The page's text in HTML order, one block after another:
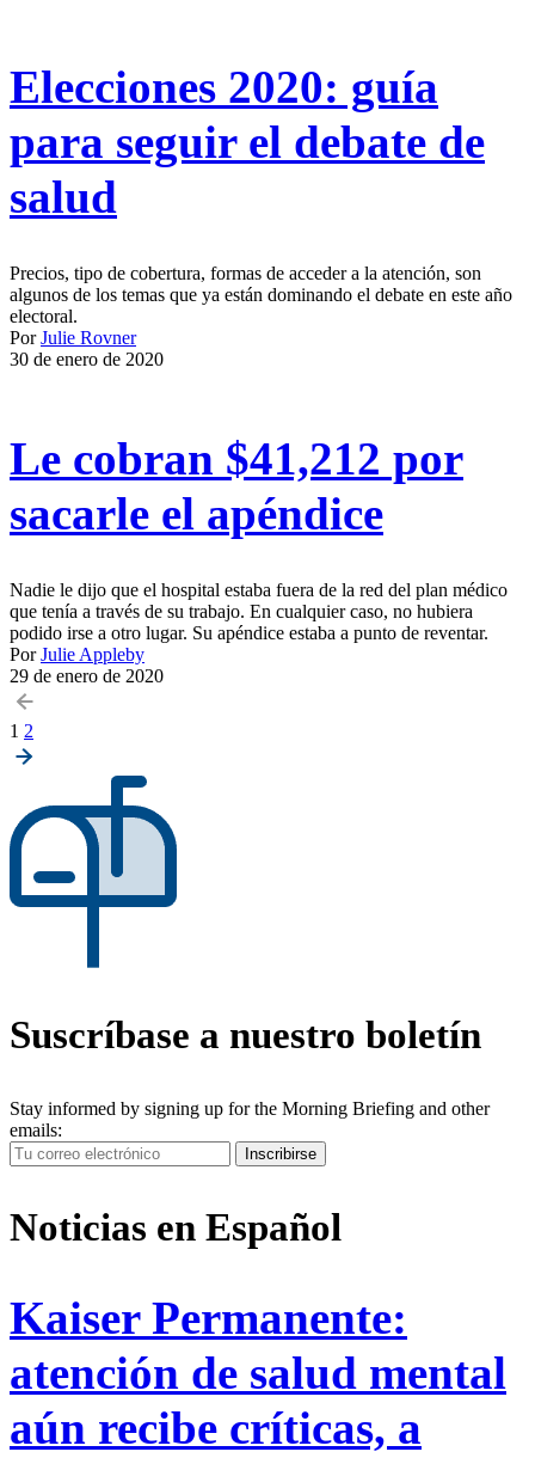
Elecciones 2020: guía
para seguir el debate de
salud
Precios, tipo de cobertura, formas de acceder a la atención, son
algunos de los temas que ya están dominando el debate en este año
electoral.
PorJulie Rovner
30 de enero de 2020
Le cobran $41,212 por
sacarle el apéndice
Nadie le dijo que el hospital estaba fuera de la red del plan médico
que tenía a través de su trabajo. En cualquier caso, no hubiera
podido irse a otro lugar. Su apéndice estaba a punto de reventar.
PorJulie Appleby
29 de enero de 2020
Posts
pagination
1 2
Suscríbase a nuestro boletín
Stay informed by signing up for the Morning Briefing and other
emails:
Your
Email
Inscribirse
Noticias en Español
Kaiser Permanente:
atención de salud mental
aún recibe críticas, a